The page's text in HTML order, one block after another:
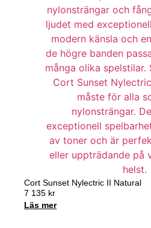
Cort Sunset Nylectric II Natural
7 135 kr
Läs mer